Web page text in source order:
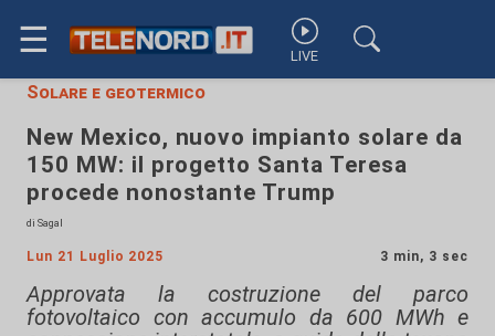
☰ LIVE
Solare e geotermico
New Mexico, nuovo impianto solare da
150 MW: il progetto Santa Teresa
procede nonostante Trump
di Sagal
Lun 21 Luglio 2025 3 min, 3 sec
Approvata la costruzione del parco
fotovoltaico con accumulo da 600 MWh e